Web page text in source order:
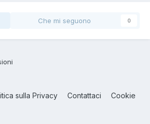
Che mi seguono 0
sulla Privacy Contattaci Cookie